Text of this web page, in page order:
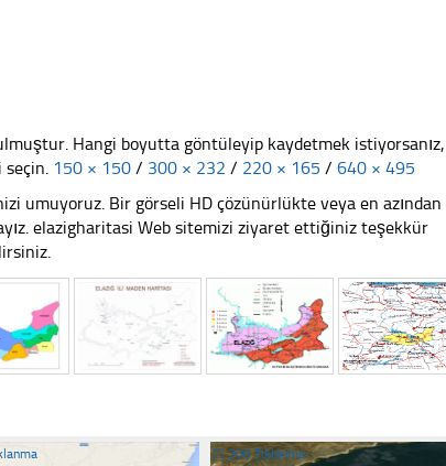
Hangi boyutta göntüleyip kaydetmek istiyorsanız,
seçin. 150 × 150 / 300 × 232 / 220 × 165 / 640 × 495
umuyoruz. Bir görseli HD çözünürlükte veya en azından
elazigharitasi Web sitemizi ziyaret ettiğiniz teşekkür
☐300 Tıklanma